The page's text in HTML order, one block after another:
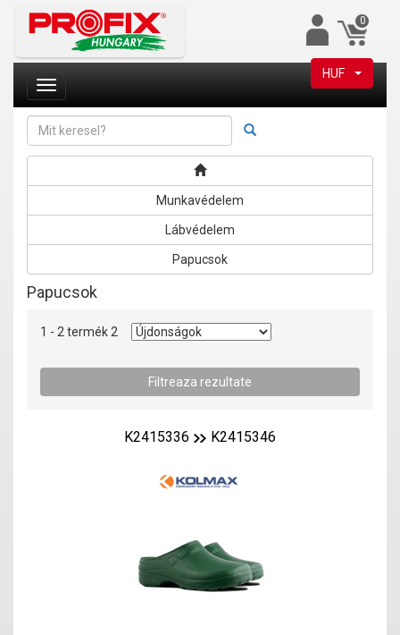
0
HUF
Munkavédelem
Lábvédelem
Papucsok
Papucsok
1 - 2 termék 2
K2415336 K2415346